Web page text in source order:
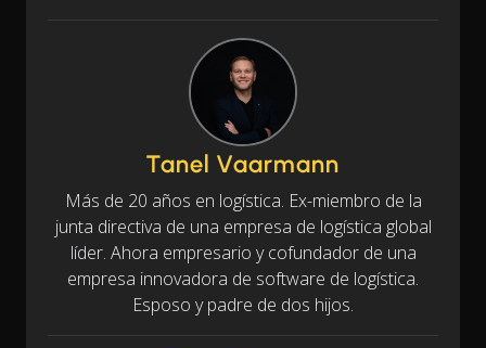
Tanel Vaarmann
Más de 20 años en logística. Ex-miembro de la
junta directiva de una empresa de logística global
líder. Ahora empresario y cofundador de una
empresa innovadora de software de logística.
Esposo y padre de dos hijos.